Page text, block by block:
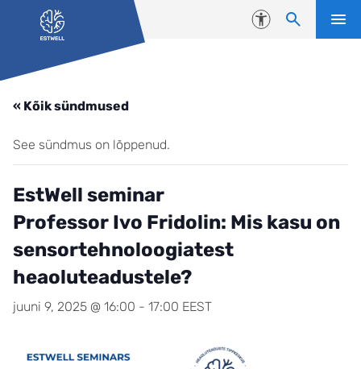
Liigu edasi põhisisu juurde
Juurdepääsetavus
« Kõik sündmused
See sündmus on lõppenud.
EstWell seminar
Professor Ivo Fridolin: Mis kasu on
sensortehnoloogiatest
heaoluteadustele?
juuni 9, 2025 @ 16:00 - 17:00 EEST